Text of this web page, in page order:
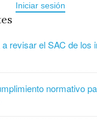
Iniciar sesión
revisar el SAC de los
normativo